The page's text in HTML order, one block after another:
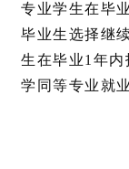
专业学生在毕
毕业生选择继
生在毕业1年
学同等专业就